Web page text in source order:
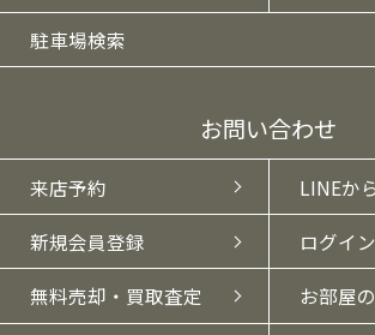
駐車場検索
お問い合わせ
来店予約 LINEか
新規会員登録 ログイン
無料売却・買取査定 お部屋